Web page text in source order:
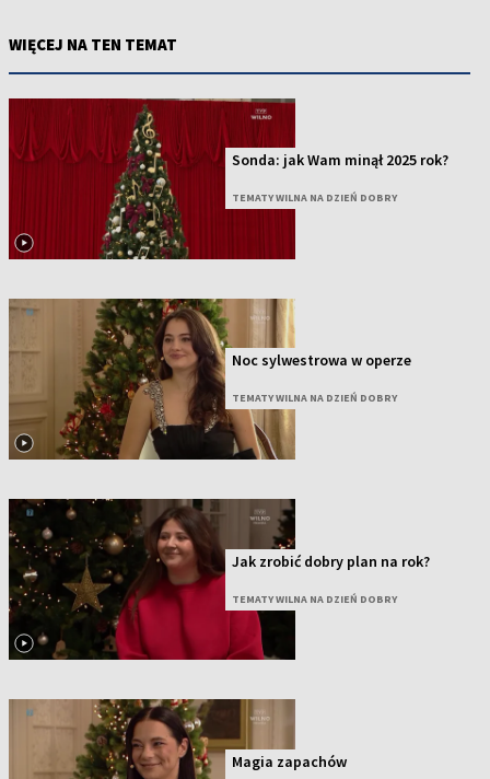
WIĘCEJ NA TEN TEMAT
Sonda: jak Wam minął 2025 rok?
TEMATY WILNA NA DZIEŃ DOBRY
Noc sylwestrowa w operze
TEMATY WILNA NA DZIEŃ DOBRY
Jak zrobić dobry plan na rok?
TEMATY WILNA NA DZIEŃ DOBRY
Magia zapachów